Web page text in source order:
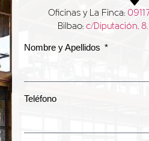
Oficinas y La Finca:
Bilbao: c/Diputación,
Nombre y Apellidos
Teléfono